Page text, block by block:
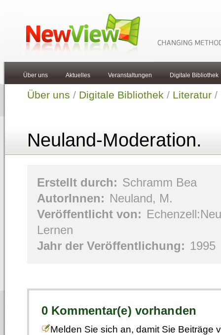
Über uns Aktuelles Veranstaltungen Digitale Bibliothek
Über uns / Digitale Bibliothek / Literatur /
Neuland-Moderation.
Erstellt durch: Schramm Bea
AutorInnen: Neuland, M.
Veröffentlicht von:
Lernen
Jahr der Veröffentlichung: 1995
0 Kommentar(e) vorhanden
Melden Sie sich an, damit Sie Beiträge